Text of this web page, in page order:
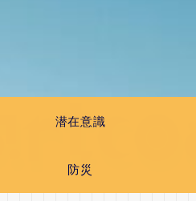
潜在意識
防災